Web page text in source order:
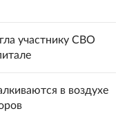
участнику СВО
в воздухе